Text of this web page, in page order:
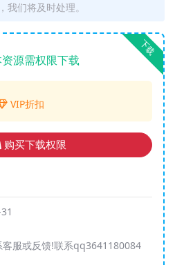
们将及时处理。
下载
源需权限下载
VIP折扣
购买下载权限
服或反馈!联系qq3641180084